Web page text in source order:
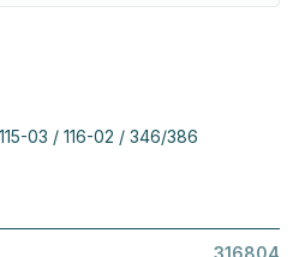
03 / 116-02 / 346/386